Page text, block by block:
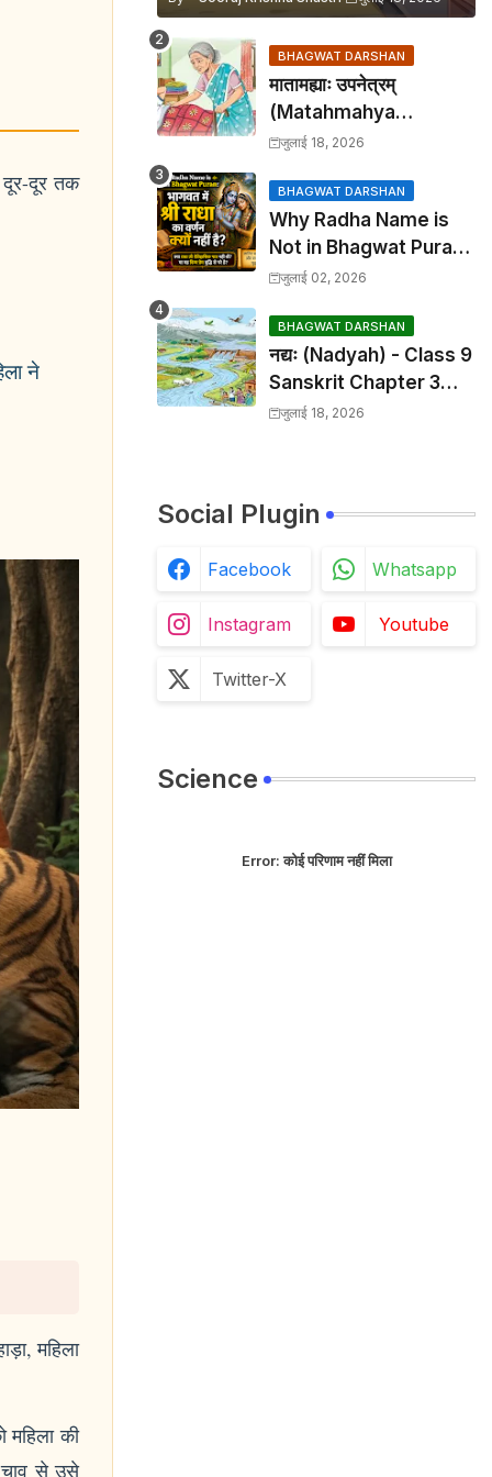
दूर-दूर तक
ने
महिला
की
चाव से उसे
BHAGWAT DARSHAN
मातामह्याः उपनेत्रम्
(Matahmahya
Upanetram) - Class 9
Translation &
Solutions
जुलाई 18, 2026
BHAGWAT DARSHAN
Why Radha Name is
Not in Bhagwat Puran:
भागवत में श्री राधा का वर्णन क्यों
जुलाई 02, 2026
BHAGWAT DARSHAN
नद्यः (Nadyah) - Class 9
Sanskrit Chapter 3
Translation &
जुलाई 18, 2026
Social Plugin
Facebook Whatsapp
Instagram Youtube
Twitter-X
Science
Error:कोई परिणाम नहीं मिला